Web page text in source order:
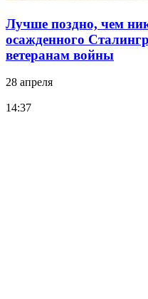
Лучше поздно, чем
осажденного
ветеранам войны
28 апреля
14:37